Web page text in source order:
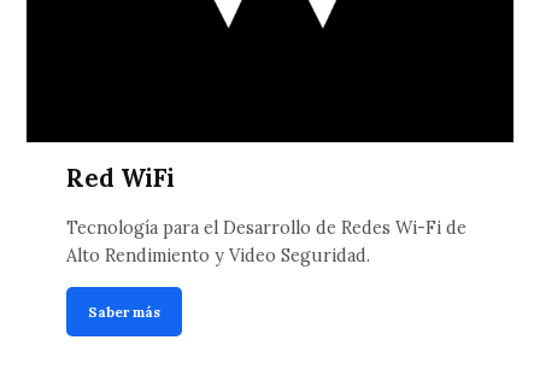
Red WiFi
Tecnología para el Desarrollo de Redes Wi-Fi de
Alto Rendimiento y Video Seguridad.
Saber más